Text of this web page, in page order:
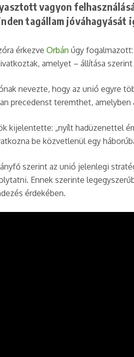
vagyon
tagállam jóváhagyását
érkezve Orbán úgy fogalmazott:
amelyet – állítása
nevezte, hogy az unió egyre
precedenst teremthet,
kijelentette: „nyílt hadüzenettel
be közvetlenül egy
szerint az unió jelenlegi
Ennek szerinte
érdekében.